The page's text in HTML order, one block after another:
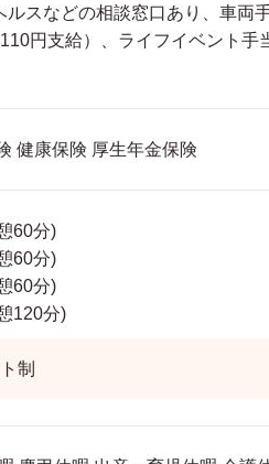
ルスなどの相談窓口あり、車両
円支給）、ライフイベント手
健康保険 厚生年金保険
60分)
60分)
60分)
120分)
制